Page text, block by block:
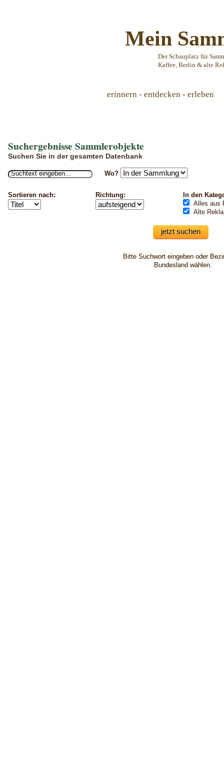
Mein
Der Schauplatz für
Kaffee, Berlin & alte
erinnern - entdecken - erleben
Suchergebnisse Sammlerobjekte
Suchen Sie in der gesamten Datenbank
Wo?
In den
Alles aus
Alte
Sortieren nach: Richtung:
Bitte Suchwort eingeben oder
Bundesland wählen.